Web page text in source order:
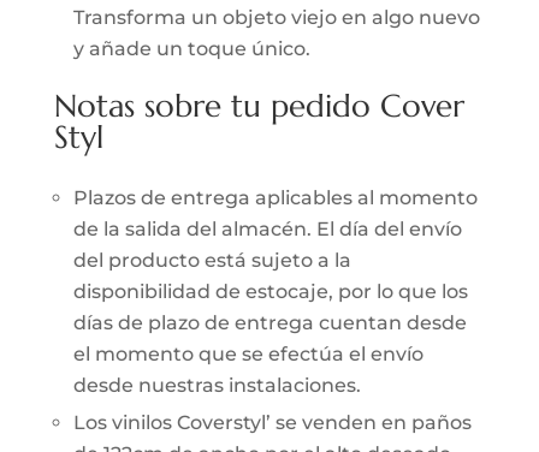
Transforma un objeto viejo en algo nuevo
y añade un toque único.
Notas sobre tu pedido Cover
Styl
Plazos de entrega aplicables al momento
de la salida del almacén. El día del envío
del producto está sujeto a la
disponibilidad de estocaje, por lo que los
días de plazo de entrega cuentan desde
el momento que se efectúa el envío
desde nuestras instalaciones.
Los vinilos Coverstyl’ se venden en paños